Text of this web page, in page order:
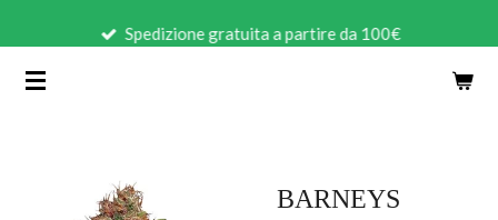
contenuto
Spedizione gratuita a partire da 100€
BARNEYS